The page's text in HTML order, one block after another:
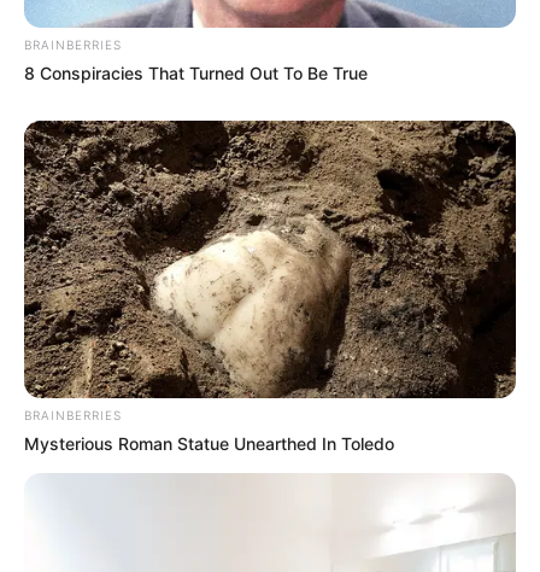
BRAINBERRIES
8 Conspiracies That Turned Out To Be True
BRAINBERRIES
Mysterious Roman Statue Unearthed In Toledo